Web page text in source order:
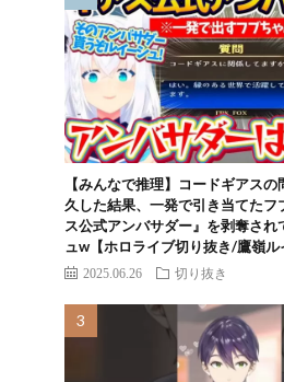
【みんなで推理】コードギアス
久した結果、一発で引き当てたフ
ス公式アンバサダー』を剥奪され
ュw【ホロライブ切り抜き/鷹嶺ル
2025.06.26 切り抜き